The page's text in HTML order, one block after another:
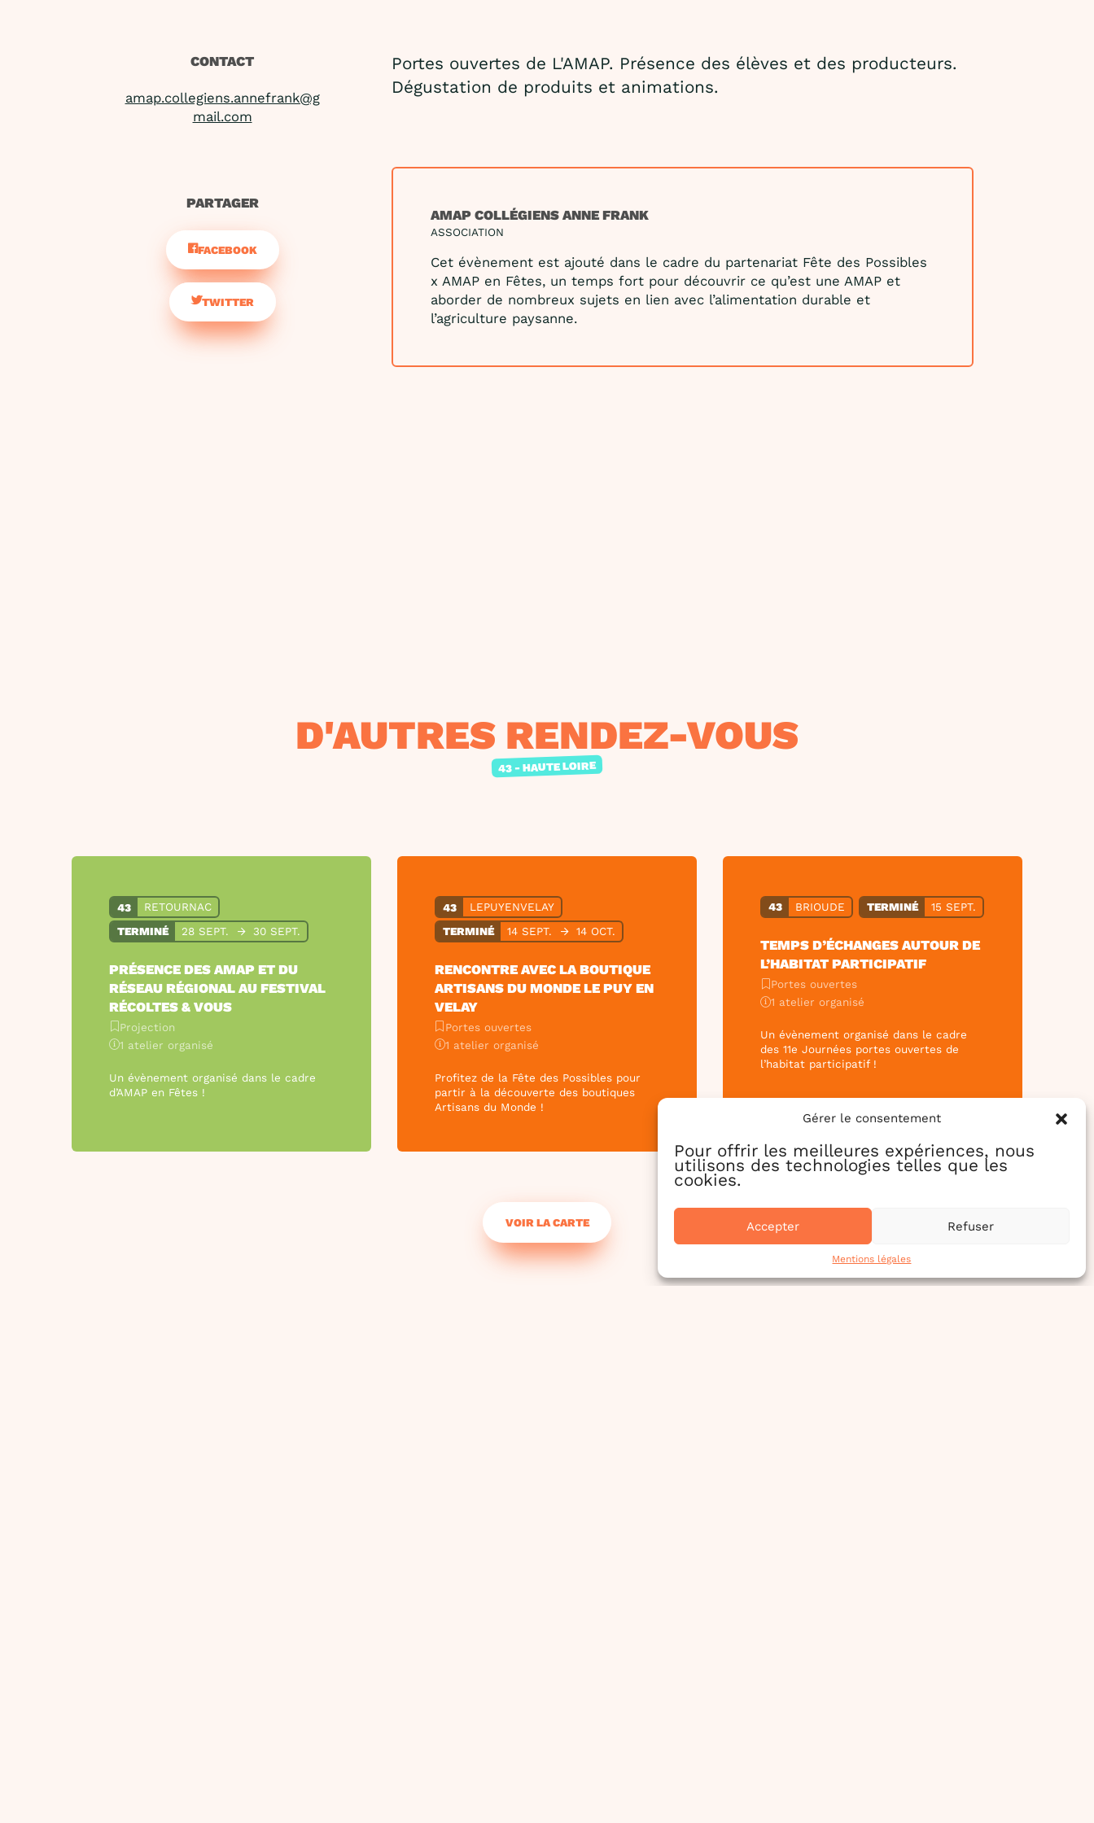
Gérer le consentement
Pour offrir les meilleures expériences, nous
utilisons des technologies telles que les
cookies.
Accepter Refuser
Mentions légales
CONTACT
amap.collegiens.annefrank@g
mail.com
PARTAGER
FACEBOOK
TWITTER
Portes ouvertes de L'AMAP. Présence des élèves et des producteurs.
Dégustation de produits et animations.
AMAP COLLÉGIENS ANNE FRANK
ASSOCIATION
Cet évènement est ajouté dans le cadre du partenariat Fête des Possibles
x AMAP en Fêtes, un temps fort pour découvrir ce qu’est une AMAP et
aborder de nombreux sujets en lien avec l’alimentation durable et
l’agriculture paysanne.
D'AUTRES RENDEZ-VOUS
43 - HAUTE LOIRE
43
RETOURNAC
TERMINÉ
28 SEPT. 30 SEPT.
PRÉSENCE DES AMAP ET DU
RÉSEAU RÉGIONAL AU FESTIVAL
RÉCOLTES & VOUS
Projection
1 atelier organisé
Un évènement organisé dans le cadre
d’AMAP en Fêtes !
43
LEPUYENVELAY
TERMINÉ
14 SEPT. 14 OCT.
RENCONTRE AVEC LA BOUTIQUE
ARTISANS DU MONDE LE PUY EN
VELAY
Portes ouvertes
1 atelier organisé
Profitez de la Fête des Possibles pour
partir à la découverte des boutiques
Artisans du Monde !
43 BRIOUDE TERMINÉ 15 SEPT.
TEMPS D’ÉCHANGES AUTOUR DE
L’HABITAT PARTICIPATIF
Portes ouvertes
1 atelier organisé
Un évènement organisé dans le cadre
des 11e Journées portes ouvertes de
l’habitat participatif !
VOIR LA CARTE